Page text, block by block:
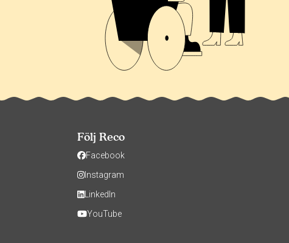
Följ Reco
Facebook
Instagram
LinkedIn
YouTube